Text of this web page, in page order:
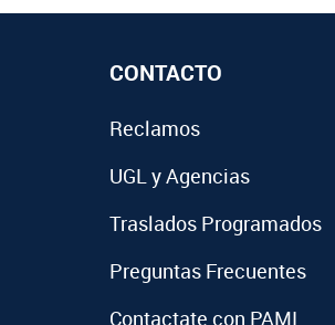
CONTACTO
Reclamos
UGL y Agencias
Traslados Programados
Preguntas Frecuentes
Contactate con PAMI